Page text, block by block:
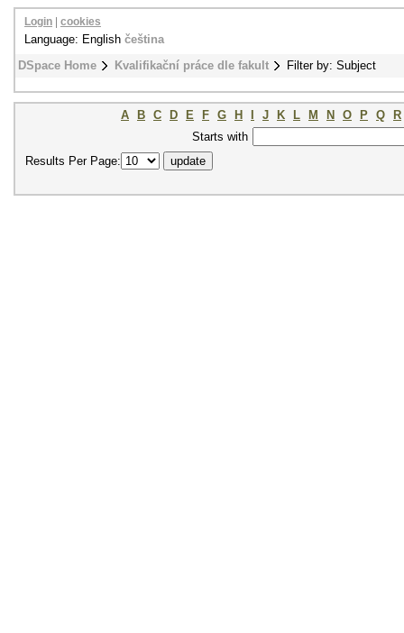
DSpace Home Kvalifikační práce dle fakult Filter by: Subject
Login cookies
Language: English čeština
A B C D E F G H J K L M N O P Q
R
Starts with
Results Per Page: